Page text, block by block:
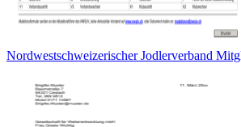
Nordwestschweizerischer Jodlerverband